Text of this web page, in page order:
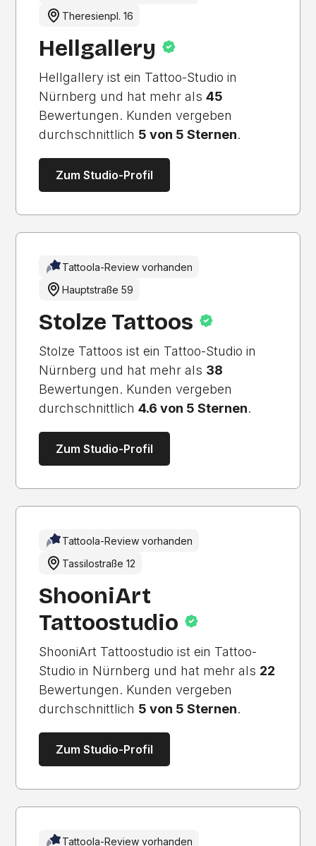
Theresienpl. 16
Hellgallery
Hellgallery ist ein Tattoo-Studio in
Nürnberg und hat mehr als45
Bewertungen. Kunden vergeben
durchschnittlich 5 von 5 Sternen.
Zum Studio-Profil
Tattoola-Review vorhanden
Hauptstraße 59
Stolze Tattoos
Stolze Tattoos ist ein Tattoo-Studio in
Nürnberg und hat mehr als 38
Bewertungen. Kunden vergeben
durchschnittlich4.6 von 5 Sternen.
Zum Studio-Profil
Tattoola-Review vorhanden
Tassilostraße 12
ShooniArt
Tattoostudio
ShooniArt Tattoostudio ist ein Tattoo-
Studio in Nürnberg und hat mehr als 22
Bewertungen. Kunden vergeben
durchschnittlich 5 von 5 Sternen.
Zum Studio-Profil
Tattoola-Review vorhanden